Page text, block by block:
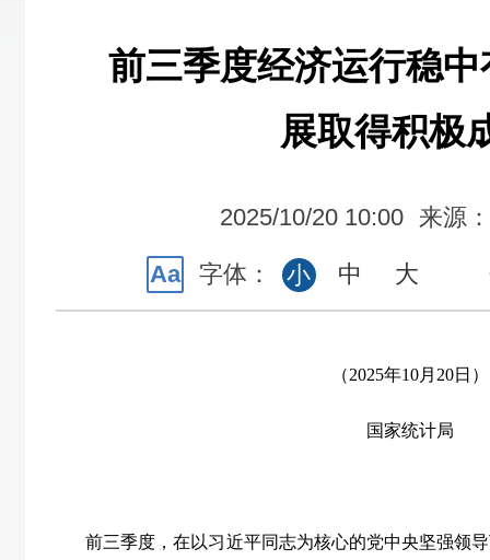
前三季度经济运行稳
展取得积极
2025/10/20 10:00 来源
Aa 字体： 小 中 大
（2025年10月20日）
国家统计局
前三季度，在以习近平同志为核心的党中央坚强领导